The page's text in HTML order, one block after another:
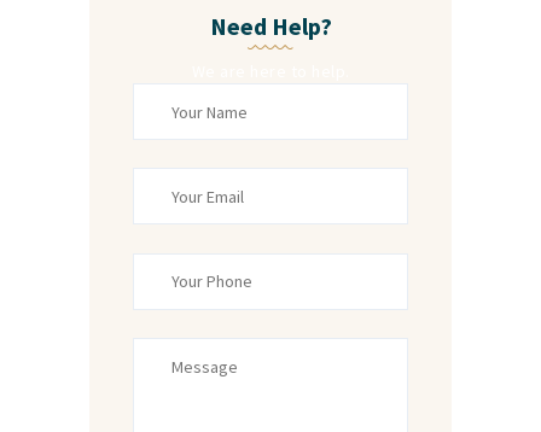
Need Help?